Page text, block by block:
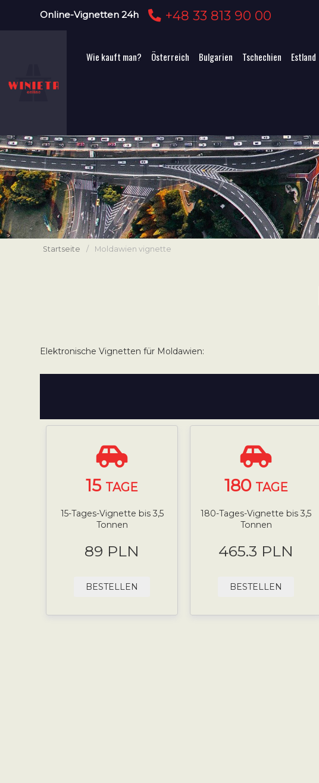
Online-Vignetten 24h +48 33 813 90 00
Wie kauft man? Österreich Bulgarien Tschechien Estland
Startseite / Moldawien vignette
Elektronische Vignetten für Moldawien:
15 TAGE
15-Tages-Vignette bis 3,5
Tonnen
89 PLN
BESTELLEN
180 TAGE
180-Tages-Vignette bis 3,5
Tonnen
465.3 PLN
BESTELLEN